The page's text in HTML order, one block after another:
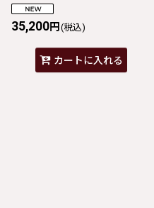
35,200円 (税込)
カートに入れる